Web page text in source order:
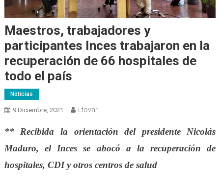
Maestros, trabajadores y
participantes Inces trabajaron en la
recuperación de 66 hospitales de
todo el país
Noticias
9 Diciembre, 2021 Ltovar
** Recibida la orientación del presidente Nicolás
Maduro, el Inces se abocó a la recuperación de
hospitales, CDI y otros centros de salud